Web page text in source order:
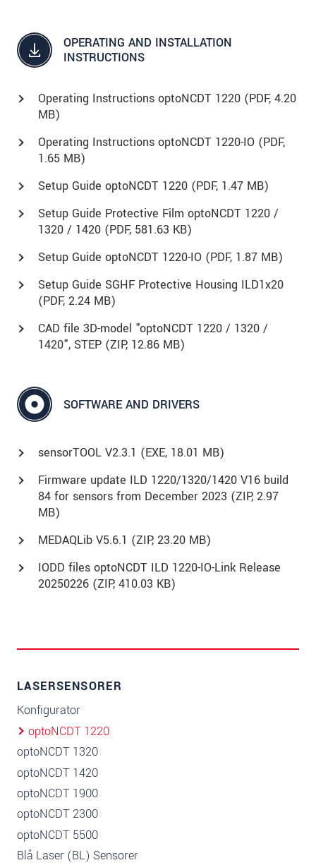
OPERATING AND INSTALLATION
INSTRUCTIONS
Operating Instructions optoNCDT 1220 (PDF, 4.20
MB)
Operating Instructions optoNCDT 1220-IO (PDF,
1.65 MB)
Setup Guide optoNCDT 1220 (PDF, 1.47 MB)
Setup Guide Protective Film optoNCDT 1220 /
1320 / 1420 (PDF, 581.63 KB)
Setup Guide optoNCDT 1220-IO (PDF, 1.87 MB)
Setup Guide SGHF Protective Housing ILD1x20
(PDF, 2.24 MB)
CAD file 3D-model "optoNCDT 1220 / 1320 /
1420", STEP (ZIP, 12.86 MB)
SOFTWARE AND DRIVERS
sensorTOOL V2.3.1 (EXE, 18.01 MB)
Firmware update ILD 1220/1320/1420 V16 build
84 for sensors from December 2023 (ZIP, 2.97
MB)
MEDAQLib V5.6.1 (ZIP, 23.20 MB)
IODD files optoNCDT ILD 1220-IO-Link Release
20250226 (ZIP, 410.03 KB)
LASERSENSORER
Konfigurator
optoNCDT 1220
optoNCDT 1320
optoNCDT 1420
optoNCDT 1900
optoNCDT 2300
optoNCDT 5500
Blå Laser (BL) Sensorer